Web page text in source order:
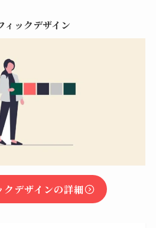
ィックデザイン
クデザインの詳細